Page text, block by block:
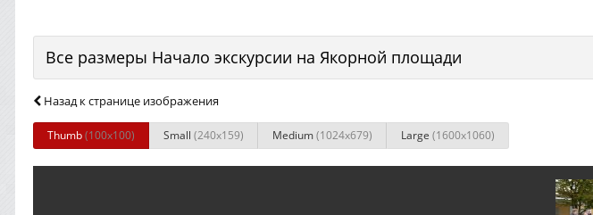
Все размеры Начало экскурсии на Якорной площади
Назад к странице изображения
Thumb(100x100) Small (240x159) Medium(1024x679) Large (1600x1060)